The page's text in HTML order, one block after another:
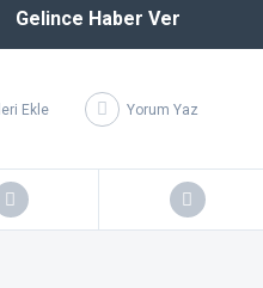
Gelince Haber Ver
Yorum Yaz